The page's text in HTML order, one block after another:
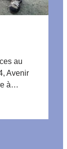
au
Avenir
à…